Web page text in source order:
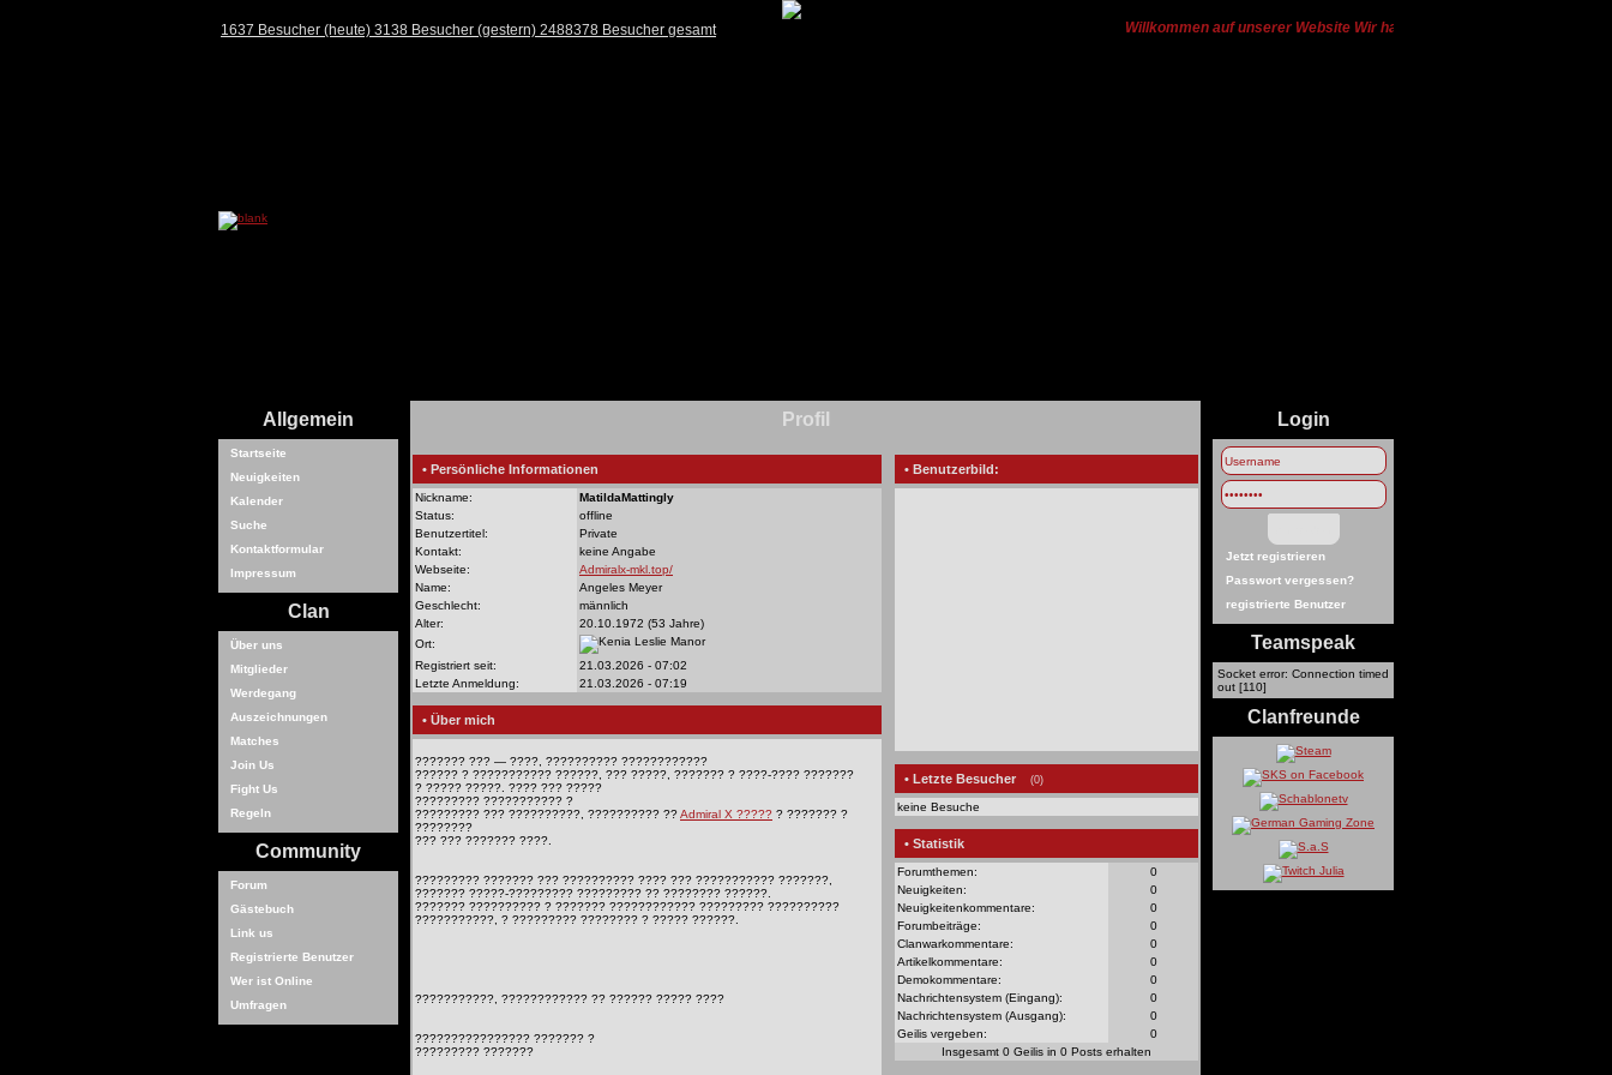
1637 Besucher (heute) 3138 Besucher (gestern) 2488378 Besucher gesamt Willkommen auf unserer Website Wir haben von Ts3 zu Discord
Allgemein
Startseite
Neuigkeiten
Kalender
Suche
Kontaktformular
Impressum
Clan
Über uns
Mitglieder
Werdegang
Auszeichnungen
Matches
Join Us
Fight Us
Regeln
Community
Forum
Gästebuch
Link us
Registrierte Benutzer
Wer ist Online
Umfragen
Profil
• Persönliche Informationen
Nickname:
MatildaMattingly
Status:
offline
Benutzertitel:
Private
Kontakt:
keine Angabe
Webseite:
Admiralx-mkl.top/
Name:
Angeles Meyer
Geschlecht:
männlich
Alter:
20.10.1972 (53 Jahre)
Ort:
Leslie Manor
Registriert seit:
21.03.2026 - 07:02
Letzte Anmeldung:
21.03.2026 - 07:19
• Über mich
??????? ??? — ????, ?????????? ????????????
?????? ? ??????????? ??????, ??? ?????, ??????? ? ????-???? ???????
? ????? ?????. ???? ??? ?????
????????? ??????????? ?
????????? ??? ??????????, ?????????? ??Admiral X ????? ? ??????? ?
????????
??? ??? ??????? ????.
????????? ??????? ??? ?????????? ???? ??? ??????????? ???????,
??????? ?????-????????? ????????? ?? ???????? ??????.
??????? ?????????? ? ??????? ???????????? ????????? ??????????
???????????, ? ????????? ???????? ? ????? ??????.
???????????, ???????????? ?? ?????? ????? ????
???????????????? ??????? ?
????????? ???????
• Benutzerbild:
• Letzte Besucher (0)
keine Besuche
• Statistik
Forumthemen:
0
Neuigkeiten:
0
Neuigkeitenkommentare:
0
Forumbeiträge:
0
Clanwarkommentare:
0
Artikelkommentare:
0
Demokommentare:
0
Nachrichtensystem (Eingang):
0
Nachrichtensystem (Ausgang):
0
Geilis vergeben:
0
Insgesamt 0 Geilis in 0 Posts erhalten
Login
Jetzt registrieren
Passwort vergessen?
registrierte Benutzer
Teamspeak
Socket error: Connection timed
out [110]
Clanfreunde